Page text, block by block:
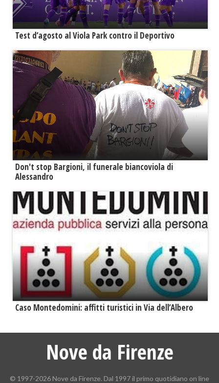
Test d’agosto al Viola Park contro il Deportivo
Don't stop Bargioni, il funerale biancoviola di
Alessandro
Caso Montedomini: affitti turistici in Via dell’Albero
Nove da Firenze
© 1997-2026 Nove da Firenze. Dal 1997 il primo quotidiano on line